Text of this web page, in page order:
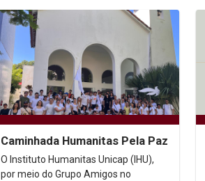
Caminhada Humanitas Pela Paz
O Instituto Humanitas Unicap (IHU),
por meio do Grupo Amigos no